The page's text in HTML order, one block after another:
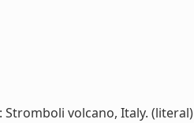
volcano, Italy. (literal)